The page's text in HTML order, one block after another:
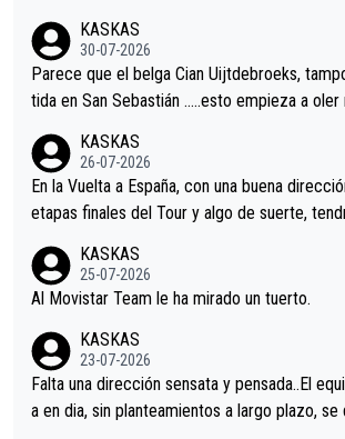
s.La única buena noticia es la mejoría de
astian.Si en la Vuelta a Burgos sigue la
er alguna sorpresa en la Vuelta.Ojalá.
KASKAS
30-07-2026
Parece que el belga Cian Uijtdebroeks,
tida en San Sebastián …..esto empieza a oler
KASKAS
26-07-2026
En la Vuelta a España, con una buena
etapas finales del Tour y algo de suerte,
KASKAS
25-07-2026
Al Movistar Team le ha mirado un tuerto.
KASKAS
23-07-2026
Falta una dirección sensata y pensada..El
a en dia, sin planteamientos a largo plazo, se